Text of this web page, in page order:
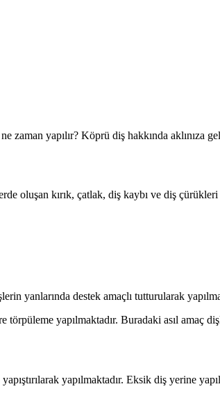
yapılır? Köprü diş hakkında aklınıza
oluşan kırık, çatlak, diş kaybı ve diş
yanlarında destek amaçlı tutturularak
yapılmaktadır. Buradaki asıl amaç
yapılmaktadır. Eksik diş yerine